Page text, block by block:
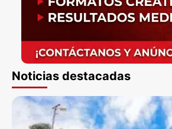
Noticias destacadas